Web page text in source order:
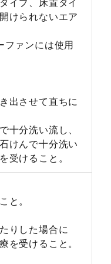
けられないエア
ファンには使用
出させて直ちに
十分洗い流し、
けんで十分洗い
受けること。
と。
りした場合に
を受けること。